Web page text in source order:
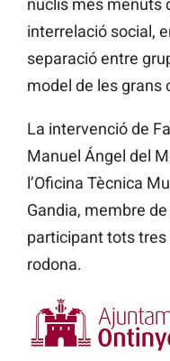
nuclis més menuts
interrelació social,
separació entre
model de les grans
La intervenció de
Manuel Ángel del
l’Oficina Tècnica
Gandia, membre
participant tots
rodona.